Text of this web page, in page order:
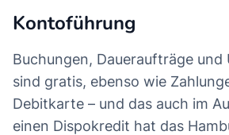
Kontoführung
Buchungen, Daueraufträge und
sind gratis, ebenso wie
Debitkarte – und das auch im
einen Dispokredit hat das